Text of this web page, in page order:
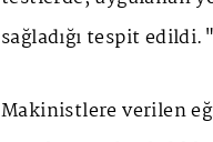
sağladığı tespit
Makinistlere verilen